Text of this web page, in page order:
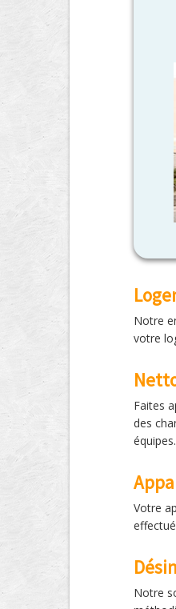
Notre
votre
Faites
des
équipes.
Votre
Notre